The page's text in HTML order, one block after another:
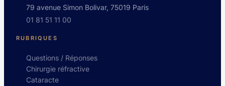
79 avenue Simon Bolivar, 75019 Paris
01 81 51 11 00
RUBRIQUES
Questions / Réponses
Chirurgie réfractive
Cataracte